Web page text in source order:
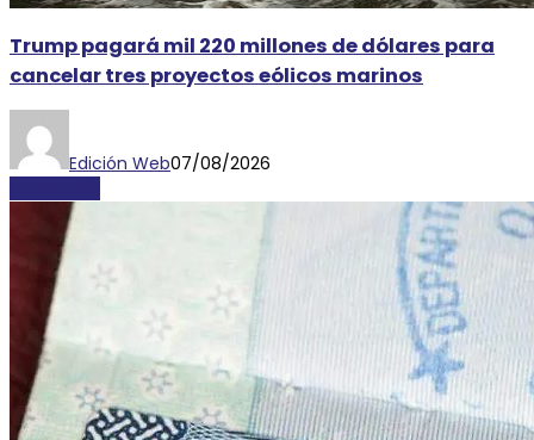
Trump pagará mil 220 millones de dólares para
cancelar tres proyectos eólicos marinos
Edición Web07/08/2026